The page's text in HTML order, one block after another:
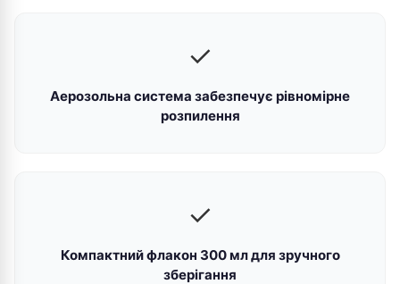
✓
Аерозольна система забезпечує рівномірне
розпилення
✓
Компактний флакон 300 мл для зручного
зберігання